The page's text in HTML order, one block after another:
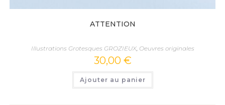
ATTENTION
Illustrations Grotesques GROZIEUX, Oeuvres originales
30,00 €
Ajouter au panier